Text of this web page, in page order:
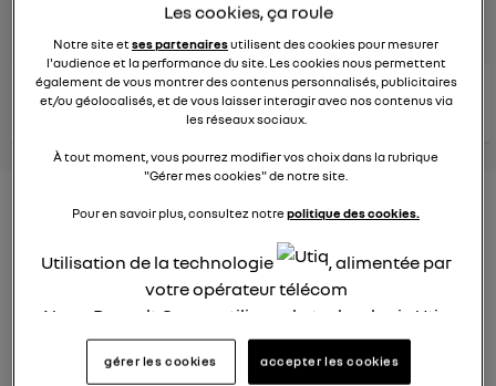
posez une question
conseils Renault
consultez les
conseils
similaires
voir tous les
conseils
Nouveau modèle électrique
Renault 2022
13:26
Quel est le nouveau modèle électrique Renault cette
Les cookies, ça roule
Notre site etses partenairesutilisent des cookies pour mesurer
l'audience et la performance du site. Les cookies nous permettent
également de vous montrer des contenus personnalisés, publicitaires
et/ou géolocalisés, et de vous laisser interagir avec nos contenus via
les réseaux sociaux.
À tout moment, vous pourrez modifier vos choix dans la rubrique
"Gérer mes cookies" de notre site.
Pour en savoir plus, consultez notrepolitique des cookies.
Utilisation de la technologie
, alimentée par
votre opérateur télécom
Nous, Renault Group, utilisons la technologie Utiq
pour nos activités digitales (telles que décrites
dans cette notice de consentement) et liées à
gérer les cookies accepter les cookies